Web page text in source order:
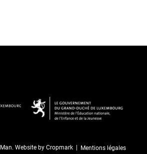
Website by Cropmark Mentions légales